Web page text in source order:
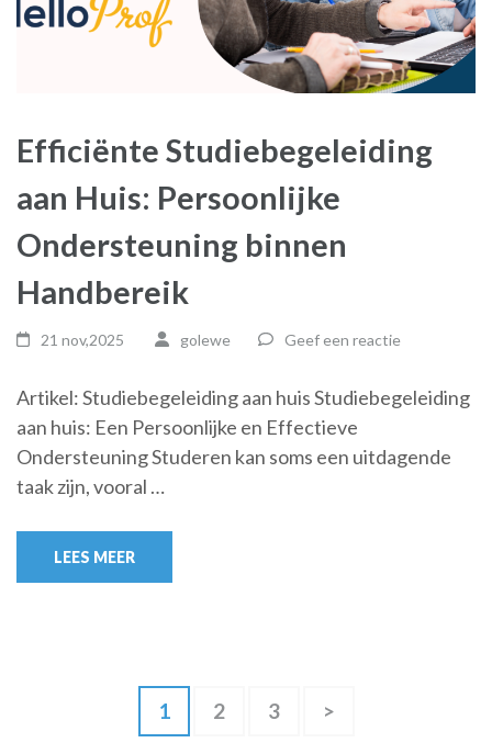
Efficiënte Studiebegeleiding
aan Huis: Persoonlijke
Ondersteuning binnen
Handbereik
21 nov,2025 golewe Geef een reactie
Artikel: Studiebegeleiding aan huis Studiebegeleiding
aan huis: Een Persoonlijke en Effectieve
Ondersteuning Studeren kan soms een uitdagende
taak zijn, vooral …
LEES MEER
Berichtnavigatie
Pagina
1 Pagina
2 Pagina
3 >